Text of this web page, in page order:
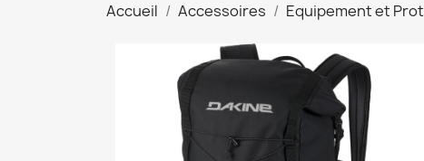
Accueil Accessoires Equipement et